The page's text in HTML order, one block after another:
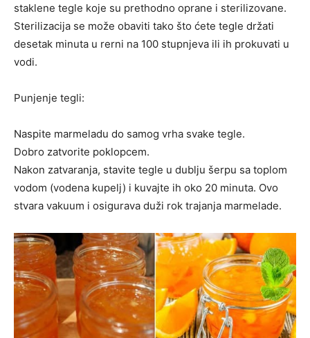
staklene tegle koje su prethodno oprane i sterilizovane.
Sterilizacija se može obaviti tako što ćete tegle držati
desetak minuta u rerni na 100 stupnjeva ili ih prokuvati u
vodi.
Punjenje tegli:
Naspite marmeladu do samog vrha svake tegle.
Dobro zatvorite poklopcem.
Nakon zatvaranja, stavite tegle u dublju šerpu sa toplom
vodom (vodena kupelj) i kuvajte ih oko 20 minuta. Ovo
stvara vakuum i osigurava duži rok trajanja marmelade.